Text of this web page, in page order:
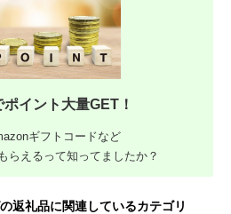
イント大量GET！
ギフトコードなど
らえるって知ってましたか？
返礼品に関連しているカテゴリ